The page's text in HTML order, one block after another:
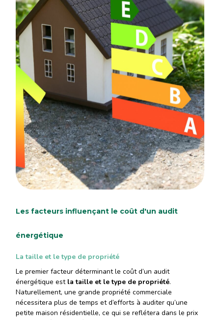
Les facteurs influençant le coût d'un audit
énergétique
La taille et le type de propriété
Le premier facteur déterminant le coût d’un audit
énergétique est la taille et le type de propriété.
Naturellement, une grande propriété commerciale
nécessitera plus de temps et d’efforts à auditer qu’une
petite maison résidentielle, ce qui se reflétera dans le prix